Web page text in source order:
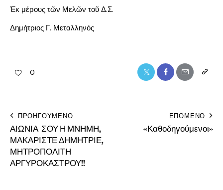
Ἐκ μέρους τῶν Μελῶν τοῦ Δ.Σ.
Δημήτριος Γ. Μεταλληνός
0
ΠΡΟΗΓΟΎΜΕΝΟ
ΑΙΩΝΙΑ ΣΟΥ Η ΜΝΗΜΗ,
ΜΑΚΑΡΙΣΤΕ ΔΗΜΗΤΡΙΕ,
ΜΗΤΡΟΠΟΛΙΤΗ
ΑΡΓΥΡΟΚΑΣΤΡΟΥ!!
ΕΠΟΜΕΝΟ
«Καθοδηγούμενοι»